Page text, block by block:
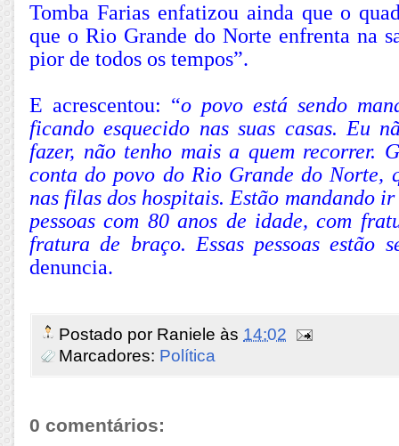
Tomba Farias enfatizou ainda que o
que o Rio Grande do Norte enfrenta na
pior de todos os tempos”.
E acrescentou: “o povo está sendo
ficando esquecido nas suas casas. Eu
fazer, não tenho mais a quem recorrer.
conta do povo do Rio Grande do Norte,
nas filas dos hospitais. Estão mandando
pessoas com 80 anos de idade, com
fratura de braço. Essas pessoas estão
denuncia.
Postado por Raniele às 14:02
Marcadores: Política
0 comentários: